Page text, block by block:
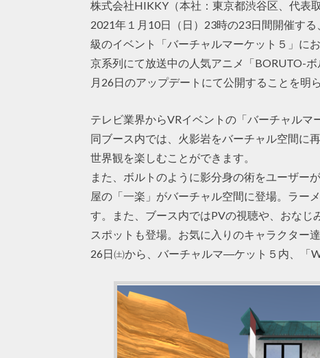
株式会社HIKKY（本社：東京都渋谷区、代表
2021年１月10日（日）23時の23日間開催す
級のイベント「バーチャルマーケット５」に
京系列にて放送中の人気アニメ「BORUTO-
月26日のアップデートにて公開することを明
テレビ業界からVRイベントの「バーチャルマ
同ブース内では、火影岩をバーチャル空間に
世界観を楽しむことができます。
また、ボルトのように影分身の術をユーザー
屋の「一楽」がバーチャル空間に登場。ラー
す。また、ブース内ではPVの視聴や、おなじ
スポットも登場。お気に入りのキャラクター
26日㈯から、バーチャルマ―ケット５内、「